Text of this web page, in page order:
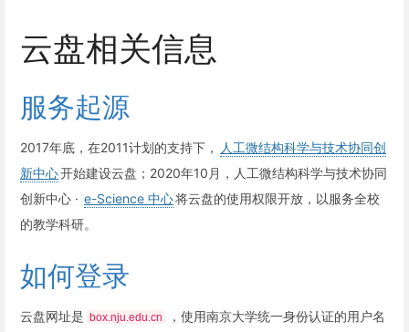
云盘相关信息
服务起源
2017年底，在2011计划的支持下，
人工微结构科学与技术协同创
新中心开始建设云盘；2020年10月，人工微结构科学与技术协同
创新中心 · e-Science 中心将云盘的使用权限开放，以服务全校
的教学科研。
如何登录
云盘网址是 box.nju.edu.cn
，使用南京大学统一身份认证的用户名